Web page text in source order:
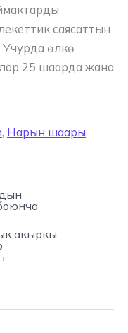
саясаттын
өлкө
25 шаарда жана
, Нарын шаары
акыркы